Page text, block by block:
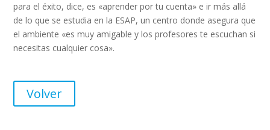
para el éxito, dice, es «aprender por tu cuenta» e ir más allá
de lo que se estudia en la ESAP, un centro donde asegura que
el ambiente «es muy amigable y los profesores te escuchan si
necesitas cualquier cosa».
Volver